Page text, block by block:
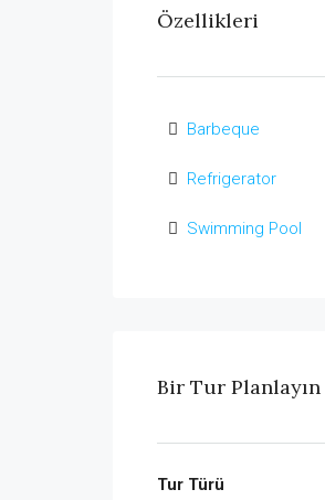
Özellikleri
Barbeque
Refrigerator
Swimming Pool
Bir Tur Planlayın
Tur Türü